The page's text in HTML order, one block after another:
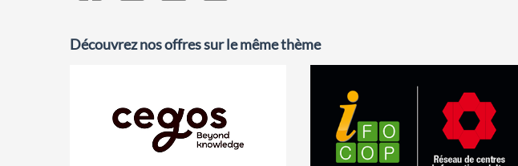
Découvrez nos offres sur le même thème